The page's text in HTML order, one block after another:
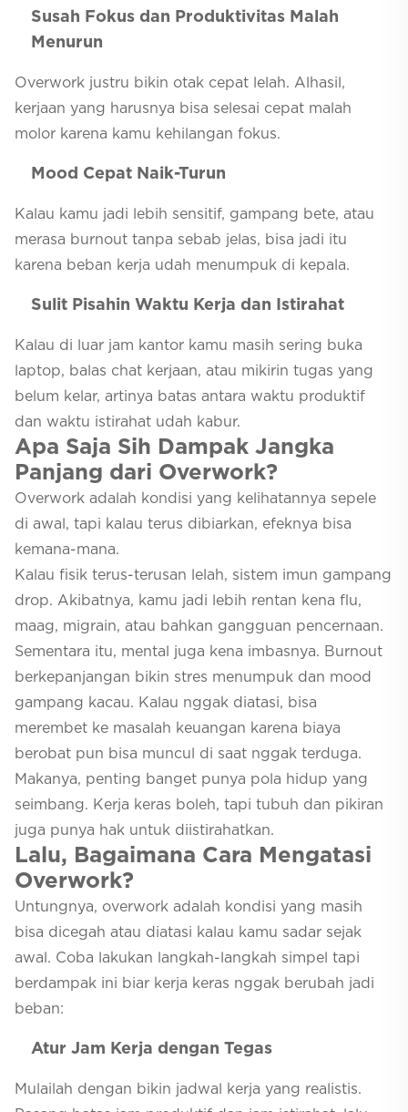
Susah Fokus dan Produktivitas Malah
Menurun
Overwork justru bikin otak cepat lelah. Alhasil,
kerjaan yang harusnya bisa selesai cepat malah
molor karena kamu kehilangan fokus.
Mood Cepat Naik-Turun
Kalau kamu jadi lebih sensitif, gampang bete, atau
merasa burnout tanpa sebab jelas, bisa jadi itu
karena beban kerja udah menumpuk di kepala.
Sulit Pisahin Waktu Kerja dan Istirahat
Kalau di luar jam kantor kamu masih sering buka
laptop, balas chat kerjaan, atau mikirin tugas yang
belum kelar, artinya batas antara waktu produktif
dan waktu istirahat udah kabur.
Apa Saja Sih Dampak Jangka
Panjang dari Overwork?
Overwork adalah kondisi yang kelihatannya sepele
di awal, tapi kalau terus dibiarkan, efeknya bisa
kemana-mana.
Kalau fisik terus-terusan lelah, sistem imun gampang
drop. Akibatnya, kamu jadi lebih rentan kena flu,
maag, migrain, atau bahkan gangguan pencernaan.
Sementara itu, mental juga kena imbasnya. Burnout
berkepanjangan bikin stres menumpuk dan mood
gampang kacau. Kalau nggak diatasi, bisa
merembet ke masalah keuangan karena biaya
berobat pun bisa muncul di saat nggak terduga.
Makanya, penting banget punya pola hidup yang
seimbang. Kerja keras boleh, tapi tubuh dan pikiran
juga punya hak untuk diistirahatkan.
Lalu, Bagaimana Cara Mengatasi
Overwork?
Untungnya, overwork adalah kondisi yang masih
bisa dicegah atau diatasi kalau kamu sadar sejak
awal. Coba lakukan langkah-langkah simpel tapi
berdampak ini biar kerja keras nggak berubah jadi
beban:
Atur Jam Kerja dengan Tegas
Mulailah dengan bikin jadwal kerja yang realistis.